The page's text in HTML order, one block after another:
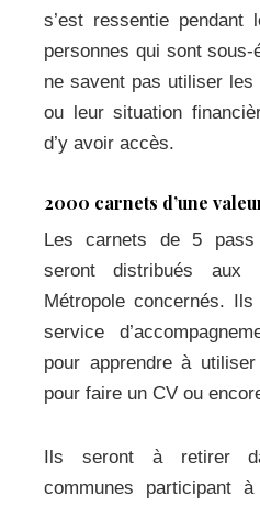
s’est ressentie pendant
personnes qui sont
ne savent pas utiliser les
ou leur situation
d’y avoir accès.
2000 carnets d’une
Les carnets de 5 pass
seront distribués aux
Métropole concernés.
service
pour apprendre à
pour faire un CV ou
Ils seront à retirer
communes participant